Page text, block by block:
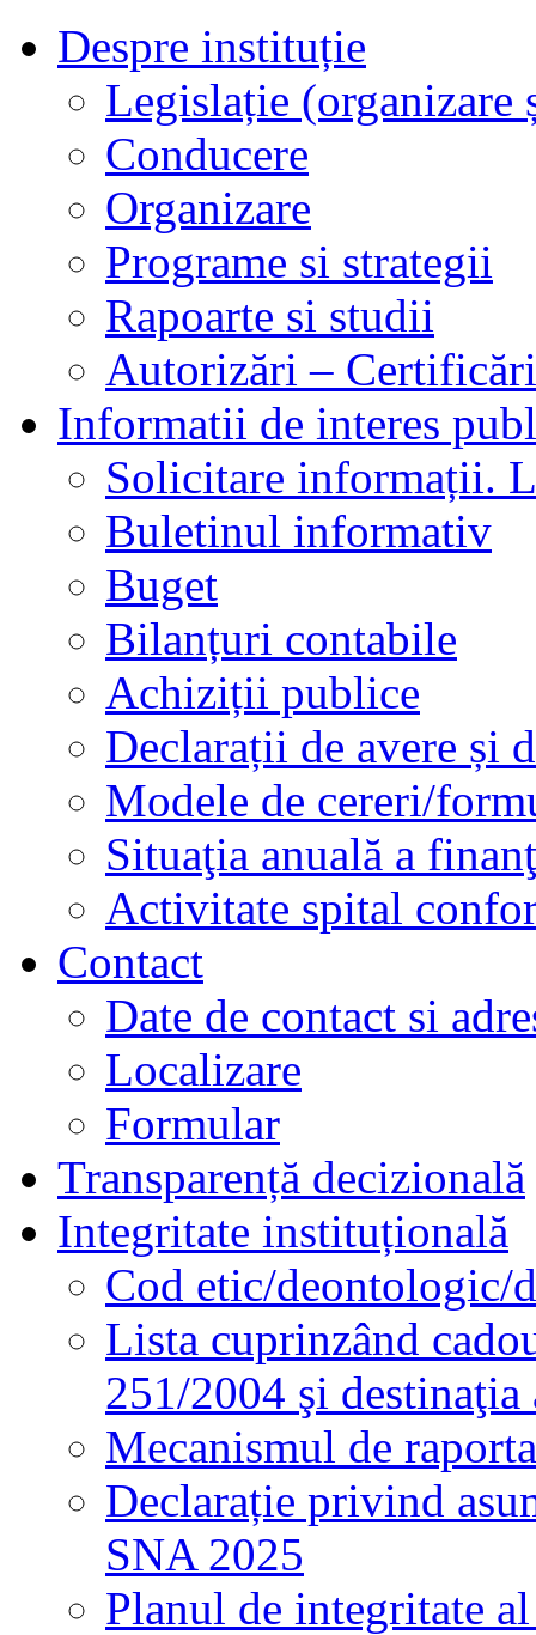
Despre instituție
Legislație
Conducere
Organizare
Programe si strategii
Rapoarte si studii
Autorizări –
Informatii de interes
Solicitare informații.
Buletinul informativ
Buget
Bilanțuri contabile
Achiziții publice
Declarații de avere și
Modele de cereri/
Situaţia anuală a
Activitate spital
Contact
Date de contact si
Localizare
Formular
Transparență decizională
Integritate instituțională
Cod etic/deontologic/
Lista cuprinzând
251/2004 şi destinaţia
Mecanismul de
Declarație privind
SNA 2025
Planul de integritate